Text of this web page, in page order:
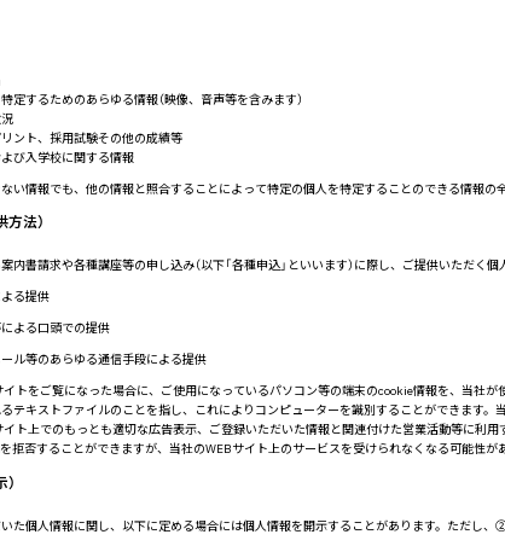
定するためのあらゆる情報（映像、音声等を含みます）
ント、採用試験その他の成績等
び入学校に関する情報
い情報でも、他の情報と照合することによって特定の個人を特定することのできる情報の
法）
内書請求や各種講座等の申し込み（以下「各種申込」といいます）に際し、ご提供いただく
る提供
よる口頭での提供
ル等のあらゆる通信手段による提供
トをご覧になった場合に、ご使用になっているパソコン等の端末のcookie情報を、当社
テキストファイルのことを指し、これによりコンピューターを識別することができます
イト上でのもっとも適切な広告表示、ご登録いただいた情報と関連付けた営業活動等に利
拒否することができますが、当社のWEBサイト上のサービスを受けられなくなる可能性が
た個人情報に関し、以下に定める場合には個人情報を開示することがあります。ただし